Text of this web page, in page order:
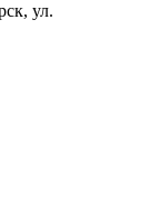
ул.